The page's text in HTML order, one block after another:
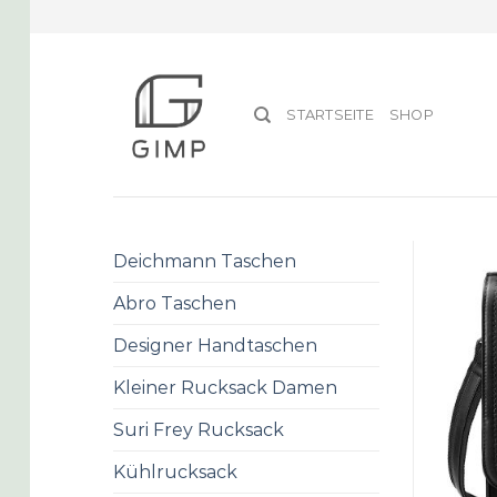
STARTSEITE SHOP
Deichmann Taschen
Abro Taschen
Designer Handtaschen
Kleiner Rucksack Damen
Suri Frey Rucksack
Kühlrucksack